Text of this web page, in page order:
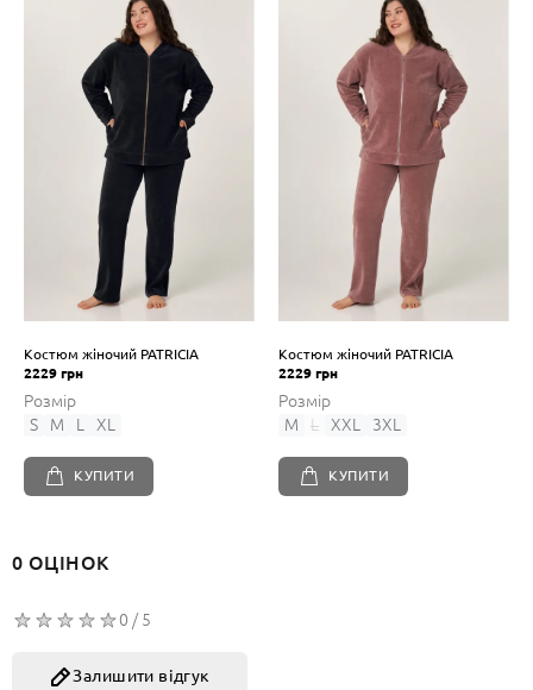
Костюм жіночий PATRICIA
2229 грн
Розмір
S
M L XL
КУПИТИ
Костюм жіночий PATRICIA
2229 грн
Розмір
M
L XXL 3XL
КУПИТИ
0 ОЦІНОК
0 / 5
Залишити відгук